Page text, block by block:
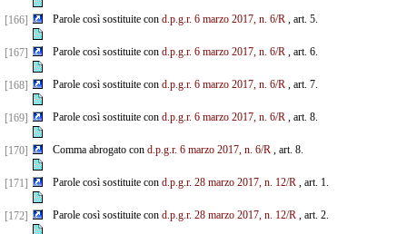
[166] Parole così sostituite con d.p.g.r. 6 marzo 2017, n. 6/R, art. 5.
[167] Parole così sostituite con d.p.g.r. 6 marzo 2017, n. 6/R, art. 6.
[168] Parole così sostituite con d.p.g.r. 6 marzo 2017, n. 6/R, art. 7.
[169] Parole così sostituite con d.p.g.r. 6 marzo 2017, n. 6/R, art. 8.
[170] Comma abrogato con d.p.g.r. 6 marzo 2017, n. 6/R, art. 8.
[171] Parole così sostituite con d.p.g.r. 28 marzo 2017, n. 12/R, art. 1.
[172] Parole così sostituite con d.p.g.r. 28 marzo 2017, n. 12/R, art. 2.